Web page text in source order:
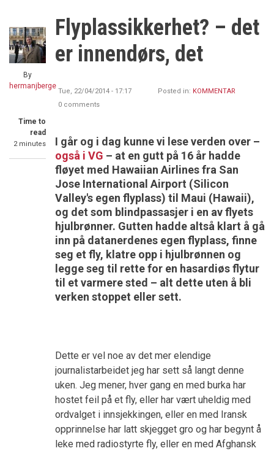
By
hermanjberge
Time to
read
2 minutes
Flyplassikkerhet? – det
er innendørs, det
Tue, 22/04/2014 - 17:17 Posted in: KOMMENTAR
0 comments
I går og i dag kunne vi lese verden over –
også i VG – at en gutt på 16 år hadde
fløyet med Hawaiian Airlines fra San
Jose International Airport (Silicon
Valley's egen flyplass) til Maui (Hawaii),
og det som blindpassasjer i en av flyets
hjulbrønner. Gutten hadde altså klart å gå
inn på datanerdenes egen flyplass, finne
seg et fly, klatre opp i hjulbrønnen og
legge seg til rette for en hasardiøs flytur
til et varmere sted – alt dette uten å bli
verken stoppet eller sett.
Dette er vel noe av det mer elendige
journalistarbeidet jeg har sett så langt denne
uken. Jeg mener, hver gang en med burka har
hostet feil på et fly, eller har vært uheldig med
ordvalget i innsjekkingen, eller en med Iransk
opprinnelse har latt skjegget gro og har begynt å
leke med radiostyrte fly, eller en med Afghansk